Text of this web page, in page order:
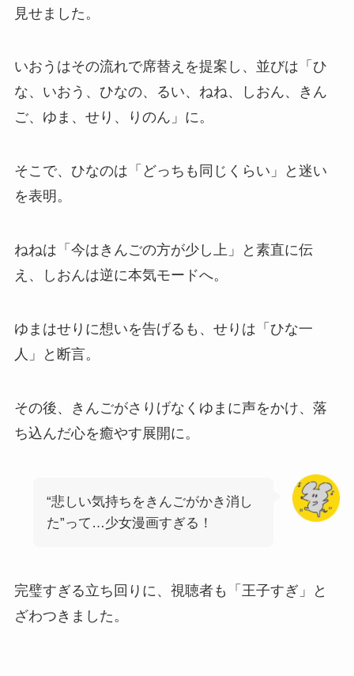
見せました。
いおうはその流れで席替えを提案し、並びは「ひ
な、いおう、ひなの、るい、ねね、しおん、きん
ご、ゆま、せり、りのん」に。
そこで、ひなのは「どっちも同じくらい」と迷い
を表明。
ねねは「今はきんごの方が少し上」と素直に伝
え、しおんは逆に本気モードへ。
ゆまはせりに想いを告げるも、せりは「ひな一
人」と断言。
その後、きんごがさりげなくゆまに声をかけ、落
ち込んだ心を癒やす展開に。
“悲しい気持ちをきんごがかき消し
た”って…少女漫画すぎる！
完璧すぎる立ち回りに、視聴者も「王子すぎ」と
ざわつきました。